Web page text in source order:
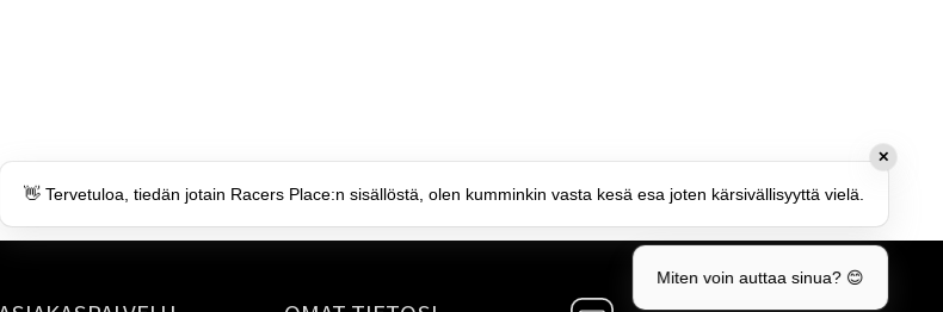
✕
👋 Tervetuloa, tiedän jotain Racers Place:n sisällöstä, olen kumminkin vasta kesä esa joten kärsivällisyyttä vielä.
Miten voin auttaa sinua? 😊